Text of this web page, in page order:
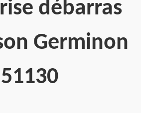
débarras
Germinon
51130